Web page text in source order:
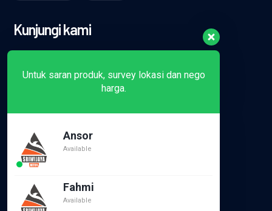
Kunjungi kami
Didukung oleh :
Untuk saran produk, survey lokasi dan nego
harga.
Ansor
Available
Fahmi
Available